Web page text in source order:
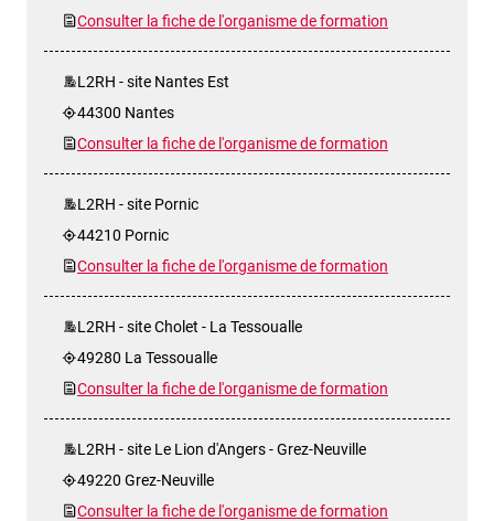
Consulter la fiche de l'organisme de formation
L2RH - site Nantes Est
44300 Nantes
Consulter la fiche de l'organisme de formation
L2RH - site Pornic
44210 Pornic
Consulter la fiche de l'organisme de formation
L2RH - site Cholet - La Tessoualle
49280 La Tessoualle
Consulter la fiche de l'organisme de formation
L2RH - site Le Lion d'Angers - Grez-Neuville
49220 Grez-Neuville
Consulter la fiche de l'organisme de formation